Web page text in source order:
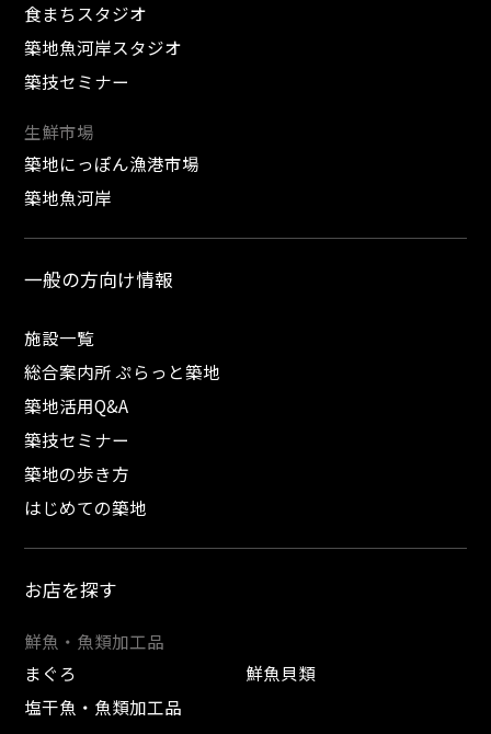
食まちスタジオ
築地魚河岸スタジオ
築技セミナー
生鮮市場
築地にっぽん漁港市場
築地魚河岸
一般の方向け情報
施設一覧
総合案内所 ぷらっと築地
築地活用Q&A
築技セミナー
築地の歩き方
はじめての築地
お店を探す
鮮魚・魚類加工品
まぐろ
鮮魚貝類
塩干魚・魚類加工品